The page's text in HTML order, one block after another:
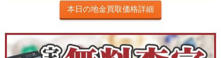
本日の地金買取価格詳細